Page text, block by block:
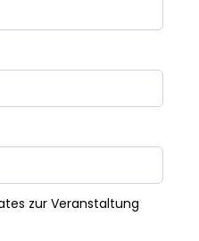
zur Veranstaltung